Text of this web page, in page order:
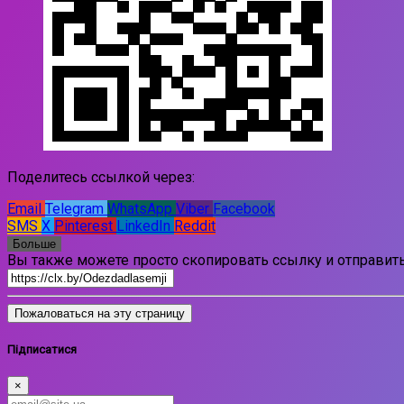
Поделитесь ссылкой через:
Email Telegram WhatsApp Viber Facebook
SMS X Pinterest LinkedIn Reddit
Больше
Вы также можете просто скопировать ссылку и
Пожаловаться на эту страницу
Підписатися
×